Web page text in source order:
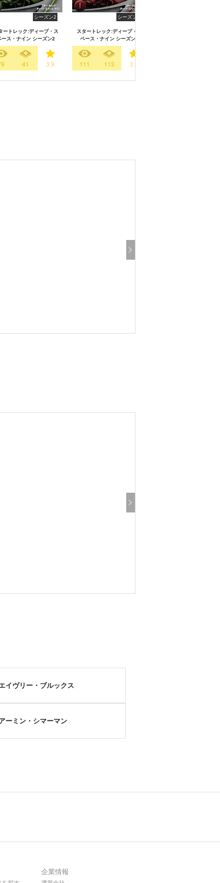
シーズン2
ートレック:ディープ・ス
ース・ナイン シーズン2
41 3.9
シーズン1
スタートレック:ディープ・ス
ペース・ナイン シーズン1
111 113 3.9
イヴリー・ブルックス
ーミン・シマーマン
企業情報